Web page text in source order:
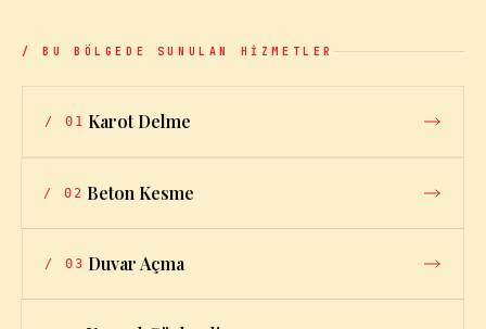
/ BU BÖLGEDE SUNULAN HİZMETLER
/ 01 Karot Delme
/ 02 Beton Kesme
/ 03 Duvar Açma